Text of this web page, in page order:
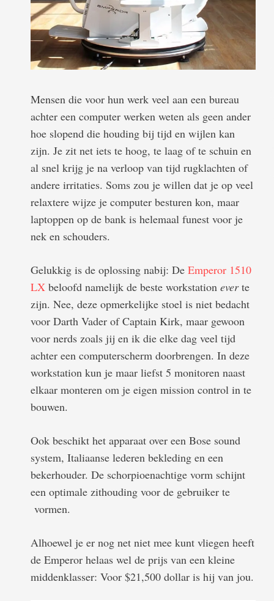
Mensen die voor hun werk veel aan een bureau
achter een computer werken weten als geen ander
hoe slopend die houding bij tijd en wijlen kan
zijn. Je zit net iets te hoog, te laag of te schuin en
al snel krijg je na verloop van tijd rugklachten of
andere irritaties. Soms zou je willen dat je op veel
relaxtere wijze je computer besturen kon, maar
laptoppen op de bank is helemaal funest voor je
nek en schouders.
Gelukkig is de oplossing nabij: De Emperor 1510
LX beloofd namelijk de beste workstation everte
zijn. Nee, deze opmerkelijke stoel is niet bedacht
voor Darth Vader of Captain Kirk, maar gewoon
voor nerds zoals jij en ik die elke dag veel tijd
achter een computerscherm doorbrengen. In deze
workstation kun je maar liefst 5 monitoren naast
elkaar monteren om je eigen mission control in te
bouwen.
Ook beschikt het apparaat over een Bose sound
system, Italiaanse lederen bekleding en een
bekerhouder. De schorpioenachtige vorm schijnt
een optimale zithouding voor de gebruiker te
vormen.
Alhoewel je er nog net niet mee kunt vliegen heeft
de Emperor helaas wel de prijs van een kleine
middenklasser: Voor $21,500 dollar is hij van jou.